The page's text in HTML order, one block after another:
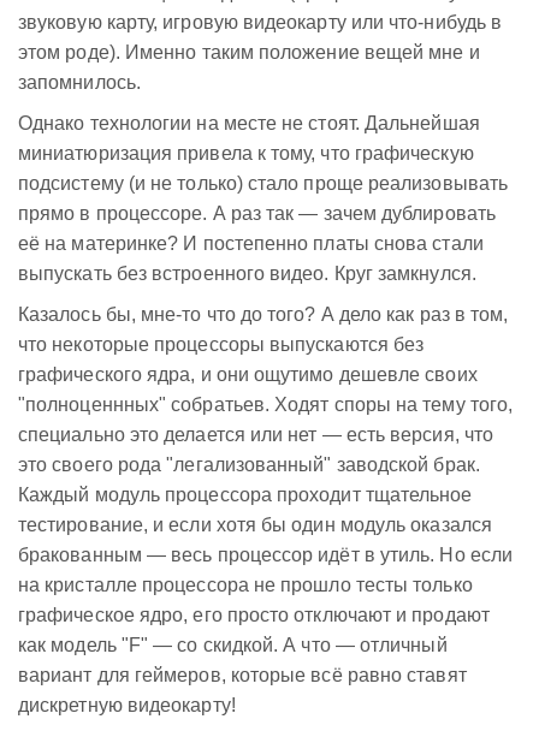
звуковую карту, игровую видеокарту или что-нибудь в
этом роде). Именно таким положение вещей мне и
запомнилось.
Однако технологии на месте не стоят. Дальнейшая
миниатюризация привела к тому, что графическую
подсистему (и не только) стало проще реализовывать
прямо в процессоре. А раз так — зачем дублировать
её на материнке? И постепенно платы снова стали
выпускать без встроенного видео. Круг замкнулся.
Казалось бы, мне-то что до того? А дело как раз в том,
что некоторые процессоры выпускаются без
графического ядра, и они ощутимо дешевле своих
"полноценнных" собратьев. Ходят споры на тему того,
специально это делается или нет — есть версия, что
это своего рода "легализованный" заводской брак.
Каждый модуль процессора проходит тщательное
тестирование, и если хотя бы один модуль оказался
бракованным — весь процессор идёт в утиль. Но если
на кристалле процессора не прошло тесты только
графическое ядро, его просто отключают и продают
как модель "F" — со скидкой. А что — отличный
вариант для геймеров, которые всё равно ставят
дискретную видеокарту!